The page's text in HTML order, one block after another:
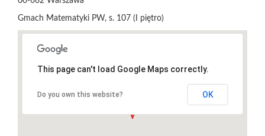
Gmach Matematyki PW, s. 107 (I piętro)
This page can't load Google Maps correctly.
Do you own this website? OK